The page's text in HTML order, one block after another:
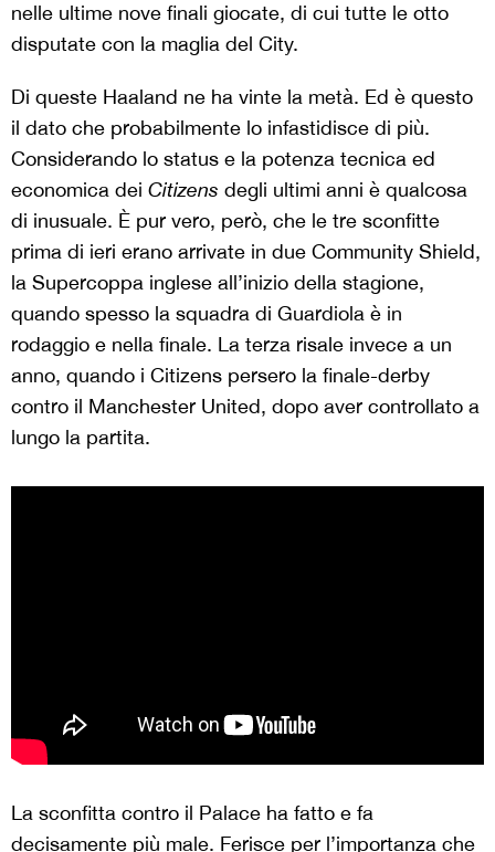
nelle ultime nove finali giocate, di cui tutte le otto
disputate con la maglia del City.
Di queste Haaland ne ha vinte la metà. Ed è questo
il dato che probabilmente lo infastidisce di più.
Considerando lo status e la potenza tecnica ed
economica dei Citizens degli ultimi anni è qualcosa
di inusuale. È pur vero, però, che le tre sconfitte
prima di ieri erano arrivate in due Community Shield,
la Supercoppa inglese all’inizio della stagione,
quando spesso la squadra di Guardiola è in
rodaggio e nella finale. La terza risale invece a un
anno, quando i Citizens persero la finale-derby
contro il Manchester United, dopo aver controllato a
lungo la partita.
La sconfitta contro il Palace ha fatto e fa
decisamente più male. Ferisce per l’importanza che